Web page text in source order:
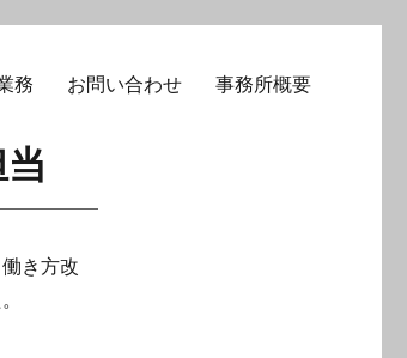
務 お問い合わせ 事務所概要
き方改